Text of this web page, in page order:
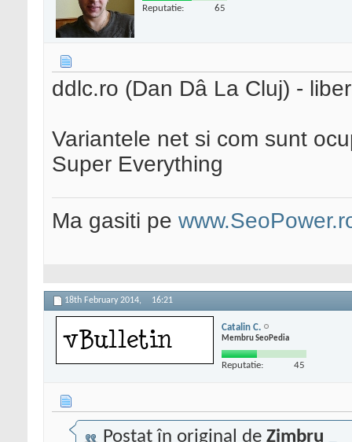
Reputatie: 65
ddlc.ro (Dan Dâ La Cluj) - liber
Variantele net si com sunt
Super Everything
Ma gasiti pe
18th February 2014, 16:21
Catalin C.
Membru SeoPedia
Reputatie: 45
Postat în original de Zimbru